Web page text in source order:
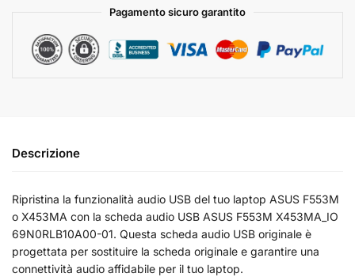
Pagamento sicuro garantito
Descrizione
Ripristina la funzionalità audio USB del tuo laptop ASUS F553M
o X453MA con la scheda audio USB ASUS F553M X453MA_IO
69N0RLB10A00-01. Questa scheda audio USB originale è
progettata per sostituire la scheda originale e garantire una
connettività audio affidabile per il tuo laptop.